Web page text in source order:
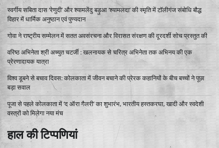
स्वर्गीय सबिता दास ‘रेणुदी’ और श्यामलेंदु बड़ुआ ‘श्यामलदा’ की स्मृति में टॉलीगंज संबोधि बौद्ध
विहार में धार्मिक अनुष्ठान एवं पुण्यदान
गोवा ने राष्ट्रीय सम्मेलन में सतत अवसंरचना और विरासत संरक्षण की दूरदर्शी सोच प्रस्तुत की
वरिष्ठ अभिनेता श्री अच्युत चटर्जी : खलनायक से चरित्र अभिनेता तक अभिनय की एक
प्रेरणादायक यात्रा
विश्व डूबने से बचाव दिवस: कोलकाता में जीवन बचाने की प्रेरक कहानियों के बीच बच्चों ने पूछा
बड़ा सवाल
पूजा से पहले कोलकाता में ‘द ऑरा गैलरी’ का शुभारंभ, भारतीय हस्तकरघा, खादी और स्वदेशी
वस्त्रों को मिलेगा नया मंच
हाल की टिप्पणियां